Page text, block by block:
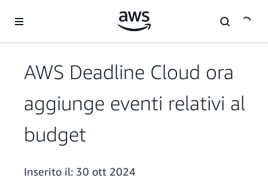
AWS Deadline Cloud ora
aggiunge eventi relativi al
budget
Inserito il: 30 ott 2024